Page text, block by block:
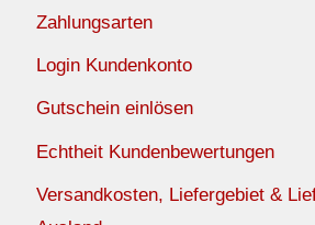
Zahlungsarten
Login Kundenkonto
Gutschein einlösen
Echtheit Kundenbewertungen
Versandkosten, Liefergebiet &